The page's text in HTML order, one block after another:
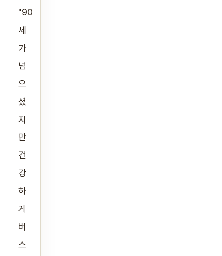
"90
세
가
넘
으
셨
지
만
건
강
하
게
버
스